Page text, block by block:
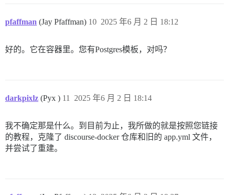
pfaffman (Jay Pfaffman) 2025 年6 月 2 日 18:12
10
好的。它在容器里。您有Postgres模板，对吗？
darkpixlz (Pyx ) 2025 年6 月 2 日 18:14
11
我不确定那是什么。到目前为止，我所做的就是按照您链接
的教程，克隆了 discourse-docker 仓库和旧的 app.yml 文件，
并尝试了重建。